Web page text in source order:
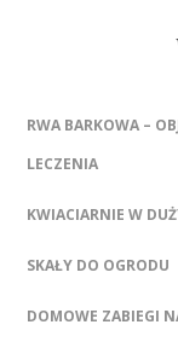
RWA BARKOWA –
LECZENIA
KWIACIARNIE W
SKAŁY DO OGRODU
DOMOWE ZABIEGI